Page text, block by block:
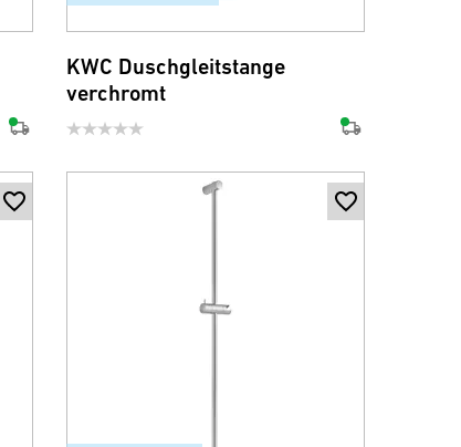
KWC Duschgleitstange
verchromt